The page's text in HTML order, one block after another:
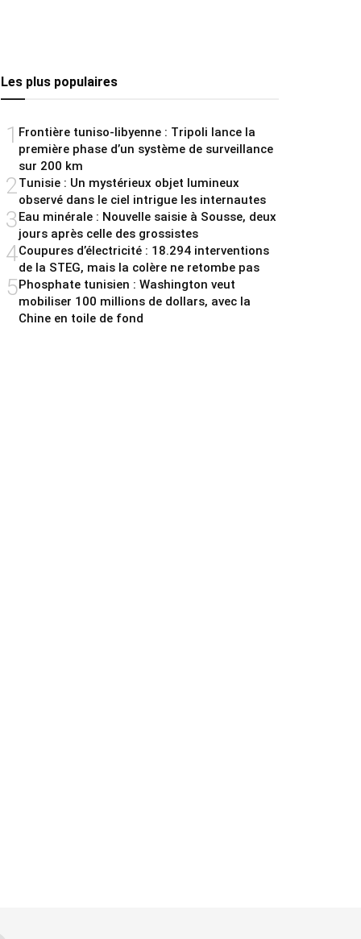
Les plus populaires
1 Frontière tuniso-libyenne : Tripoli lance la
première phase d’un système de surveillance
sur 200 km
2Tunisie : Un mystérieux objet lumineux
observé dans le ciel intrigue les internautes
3Eau minérale : Nouvelle saisie à Sousse, deux
jours après celle des grossistes
4Coupures d’électricité : 18.294 interventions
de la STEG, mais la colère ne retombe pas
5Phosphate tunisien : Washington veut
mobiliser 100 millions de dollars, avec la
Chine en toile de fond